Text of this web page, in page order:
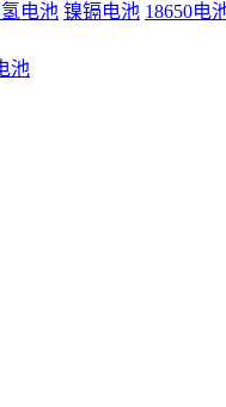
电池 镍镉电池 18650电
池